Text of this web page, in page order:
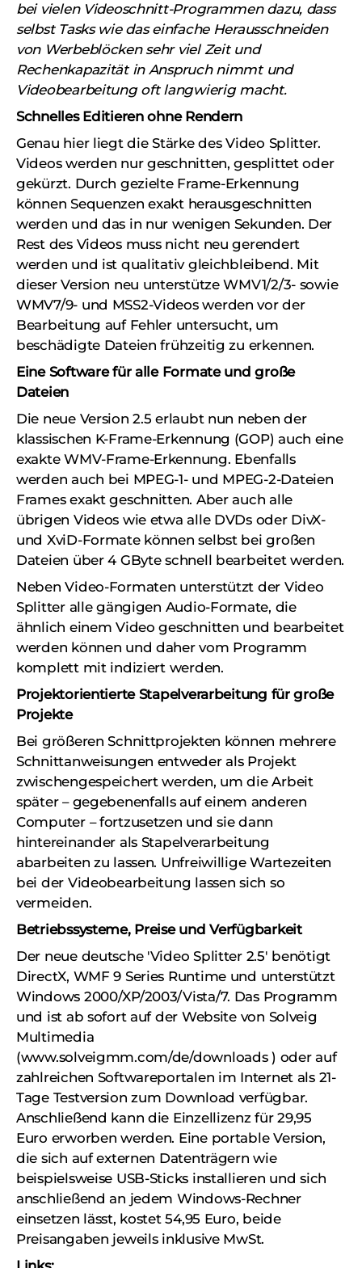
bei vielen Videoschnitt-Programmen dazu, dass
selbst Tasks wie das einfache Herausschneiden
von Werbeblöcken sehr viel Zeit und
Rechenkapazität in Anspruch nimmt und
Videobearbeitung oft langwierig macht.
Schnelles Editieren ohne Rendern
Genau hier liegt die Stärke des Video Splitter.
Videos werden nur geschnitten, gesplittet oder
gekürzt. Durch gezielte Frame-Erkennung
können Sequenzen exakt herausgeschnitten
werden und das in nur wenigen Sekunden. Der
Rest des Videos muss nicht neu gerendert
werden und ist qualitativ gleichbleibend. Mit
dieser Version neu unterstütze WMV1/2/3- sowie
WMV7/9- und MSS2-Videos werden vor der
Bearbeitung auf Fehler untersucht, um
beschädigte Dateien frühzeitig zu erkennen.
Eine Software für alle Formate und große
Dateien
Die neue Version 2.5 erlaubt nun neben der
klassischen K-Frame-Erkennung (GOP) auch eine
exakte WMV-Frame-Erkennung. Ebenfalls
werden auch bei MPEG-1- und MPEG-2-Dateien
Frames exakt geschnitten. Aber auch alle
übrigen Videos wie etwa alle DVDs oder DivX-
und XviD-Formate können selbst bei großen
Dateien über 4 GByte schnell bearbeitet werden.
Neben Video-Formaten unterstützt der Video
Splitter alle gängigen Audio-Formate, die
ähnlich einem Video geschnitten und bearbeitet
werden können und daher vom Programm
komplett mit indiziert werden.
Projektorientierte Stapelverarbeitung für große
Projekte
Bei größeren Schnittprojekten können mehrere
Schnittanweisungen entweder als Projekt
zwischengespeichert werden, um die Arbeit
später – gegebenenfalls auf einem anderen
Computer – fortzusetzen und sie dann
hintereinander als Stapelverarbeitung
abarbeiten zu lassen. Unfreiwillige Wartezeiten
bei der Videobearbeitung lassen sich so
vermeiden.
Betriebssysteme, Preise und Verfügbarkeit
Der neue deutsche 'Video Splitter 2.5' benötigt
DirectX, WMF 9 Series Runtime und unterstützt
Windows 2000/XP/2003/Vista/7. Das Programm
und ist ab sofort auf der Website von Solveig
Multimedia
(www.solveigmm.com/de/downloads ) oder auf
zahlreichen Softwareportalen im Internet als 21-
Tage Testversion zum Download verfügbar.
Anschließend kann die Einzellizenz für 29,95
Euro erworben werden. Eine portable Version,
die sich auf externen Datenträgern wie
beispielsweise USB-Sticks installieren und sich
anschließend an jedem Windows-Rechner
einsetzen lässt, kostet 54,95 Euro, beide
Preisangaben jeweils inklusive MwSt.